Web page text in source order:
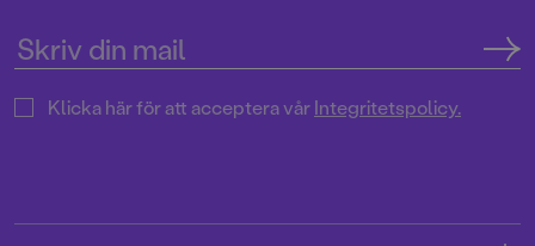
Klicka här för att acceptera vårIntegritetspolicy.